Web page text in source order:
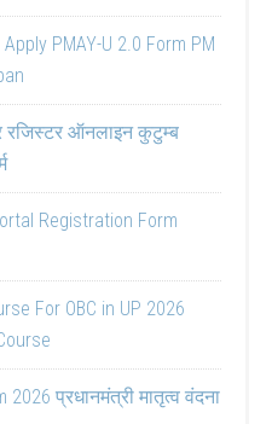
PMAY-U 2.0 Form PM
रजिस्टर ऑनलाइन कुटुम्ब
Registration Form
For OBC in UP 2026
2026 प्रधानमंत्री मातृत्व वंदना